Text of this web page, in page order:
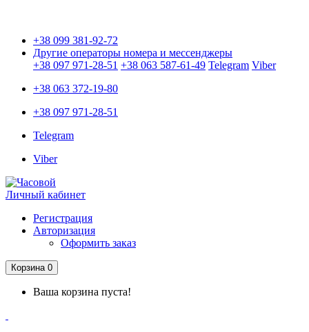
+38 099 381-92-72
Другие операторы номера и мессенджеры
+38 097 971-28-51 +38 063 587-61-49 Telegram Viber
+38 063 372-19-80
+38 097 971-28-51
Telegram
Viber
Личный кабинет
Регистрация
Авторизация
Оформить заказ
Корзина 0
Ваша корзина пуста!